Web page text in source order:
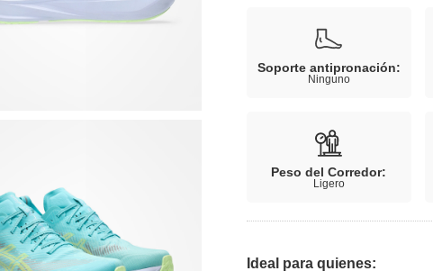
Soporte antipronación:
Ninguno
Peso del Corredor:
Ligero
Ideal para quienes: